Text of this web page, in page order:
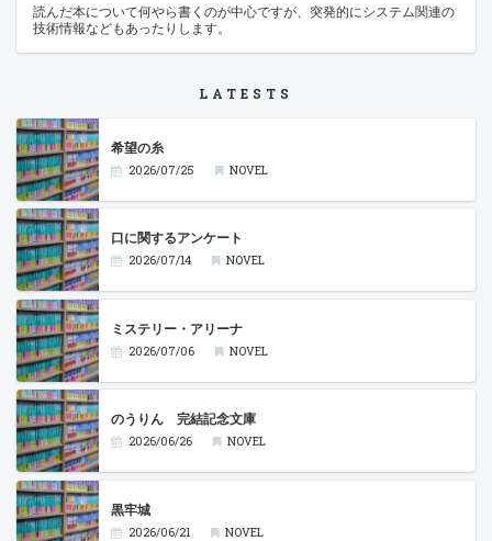
読んだ本について何やら書くのが中心ですが、突発的にシステム関連の
技術情報などもあったりします。
LATESTS
希望の糸
2026/07/25 NOVEL
口に関するアンケート
2026/07/14 NOVEL
ミステリー・アリーナ
2026/07/06 NOVEL
のうりん 完結記念文庫
2026/06/26 NOVEL
黒牢城
2026/06/21 NOVEL